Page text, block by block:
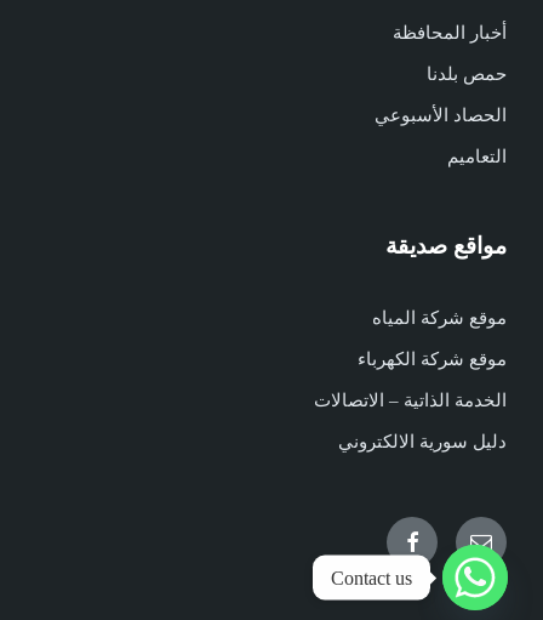
أخبار المحافظة
حمص بلدنا
الحصاد الأسبوعي
التعاميم
مواقع صديقة
موقع شركة المياه
موقع شركة الكهرباء
الخدمة الذاتية – الاتصالات
دليل سورية الالكتروني
Email
Facebook
Contact us